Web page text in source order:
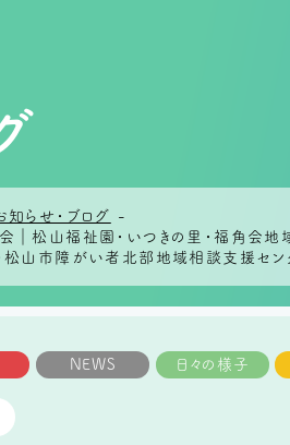
知らせ・ブログ
-
｜松山福祉園・いつきの里・福角会
ェ・松山市障がい者北部地域相談支援セ
NEWS 日々の様子